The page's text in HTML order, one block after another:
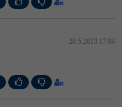
20.5.2013 17:04